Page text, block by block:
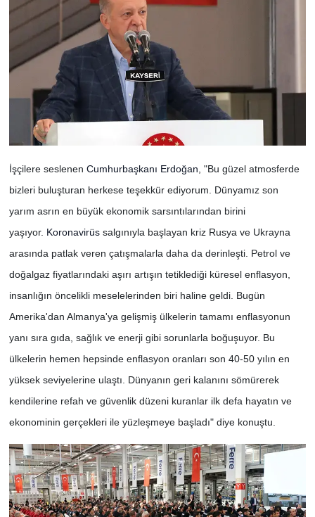
İşçilere seslenen Cumhurbaşkanı Erdoğan, "Bu güzel atmosferde
bizleri buluşturan herkese teşekkür ediyorum. Dünyamız son
yarım asrın en büyük ekonomik sarsıntılarından birini
yaşıyor. Koronavirüssalgınıyla başlayan kriz Rusya ve Ukrayna
arasında patlak veren çatışmalarla daha da derinleşti. Petrol ve
doğalgaz fiyatlarındaki aşırı artışın tetiklediği küresel enflasyon,
insanlığın öncelikli meselelerinden biri haline geldi. Bugün
Amerika'dan Almanya'ya gelişmiş ülkelerin tamamı enflasyonun
yanı sıra gıda, sağlık ve enerji gibi sorunlarla boğuşuyor. Bu
ülkelerin hemen hepsinde enflasyon oranları son 40-50 yılın en
yüksek seviyelerine ulaştı. Dünyanın geri kalanını sömürerek
kendilerine refah ve güvenlik düzeni kuranlar ilk defa hayatın ve
ekonominin gerçekleri ile yüzleşmeye başladı" diye konuştu.